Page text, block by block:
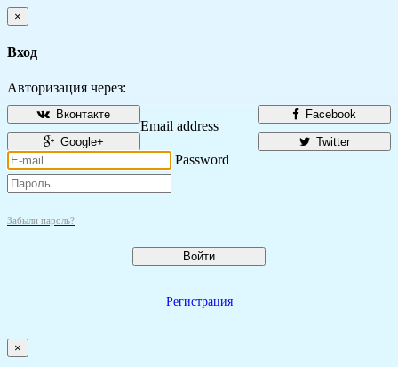
×
Вход
Авторизация через:
Facebook
Вконтакте
Twitter
Google+
Email address
Password
Забыли пароль?
Войти
Регистрация
×